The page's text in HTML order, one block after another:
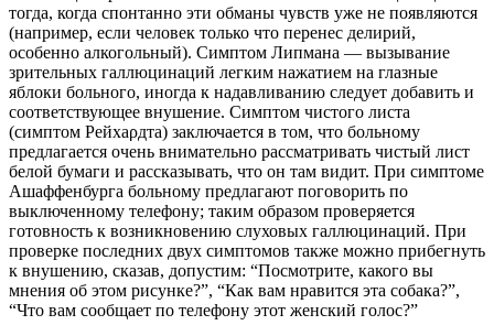
тогда, когда спонтанно эти обманы чувств уже не появляются
(например, если человек только что перенес делирий,
особенно алкогольный). Симптом Липмана — вызывание
зрительных галлюцинаций легким нажатием на глазные
яблоки больного, иногда к надавливанию следует добавить и
соответствующее внушение. Симптом чистого листа
(симптом Рейхаρдта) заключается в том, что больному
предлагается очень внимательно рассматривать чистый лист
белой бумаги и рассказывать, что он там видит. При симптоме
Ашаффенбурга больному предлагают поговорить по
выключенному телефону; таким образом проверяется
готовность к возникновению слуховых галлюцинаций. При
проверке последних двух симптомов также можно прибегнуть
к внушению, сказав, допустим: “Посмотрите, какого вы
мнения об этом рисунке?”, “Как вам нравится эта собака?”,
“Что вам сообщает по телефону этот женский голос?”